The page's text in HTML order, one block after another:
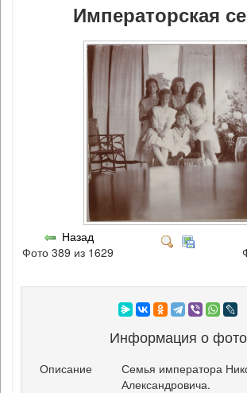
Императорская
Назад
Фото 389 из 1629
Информация о фото
Описание
Семья императора
Александровича.